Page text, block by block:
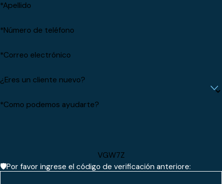
*Apellido
*Número de teléfono
*Correo electrónico
¿Eres un cliente nuevo?
*Como podemos ayudarte?
VGW7Z
🛡️Por favor ingrese el código de verificación anteriore: